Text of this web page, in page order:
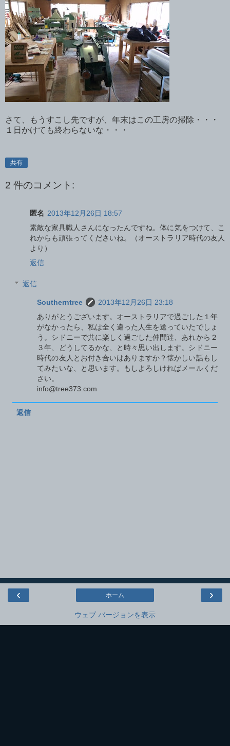
さて、もうすこし先ですが、年末はこの工房の掃除・・・
１日かけても終わらないな・・・
共有
2 件のコメント:
匿名 2013年12月26日 18:57
素敵な家具職人さんになったんですね。体に気をつけて、こ
れからも頑張ってくださいね。（オーストラリア時代の友人
より）
返信
返信
Southerntree
2013年12月26日 23:18
ありがとうございます。オーストラリアで過ごした１年
がなかったら、私は全く違った人生を送っていたでしょ
う。シドニーで共に楽しく過ごした仲間達、あれから２
３年、どうしてるかな、と時々思い出します。シドニー
時代の友人とお付き合いはありますか？懐かしい話もし
てみたいな、と思います。もしよろしければメールくだ
さい。
info@tree373.com
返信
‹ ›
ホーム
ウェブ バージョンを表示